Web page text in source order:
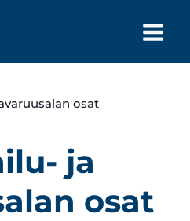
osat
ja
osat